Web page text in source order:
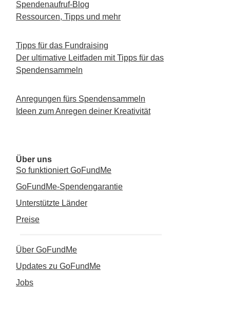
Spendenaufruf-Blog
Ressourcen, Tipps und mehr
Tipps für das Fundraising
Der ultimative Leitfaden mit Tipps für das
Spendensammeln
Anregungen fürs Spendensammeln
Ideen zum Anregen deiner Kreativität
Über uns
So funktioniert GoFundMe
GoFundMe-Spendengarantie
Unterstützte Länder
Preise
Über GoFundMe
Updates zu GoFundMe
Jobs